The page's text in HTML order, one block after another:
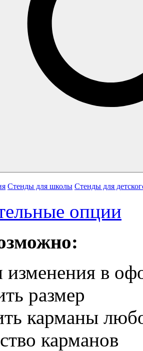
Стенды для школы Стенды для
опции
изменения в
размер
карманы
карманов